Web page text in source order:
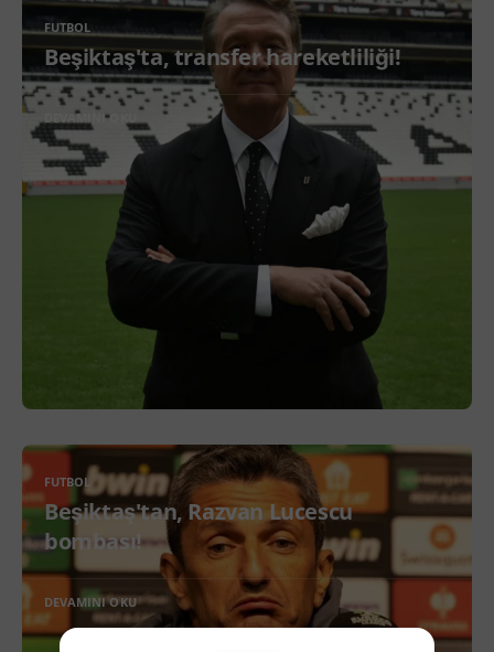
FUTBOL
Beşiktaş'ta, transfer hareketliliği!
DEVAMINI OKU
FUTBOL
Beşiktaş'tan, Razvan Lucescu
bombası!
DEVAMINI OKU